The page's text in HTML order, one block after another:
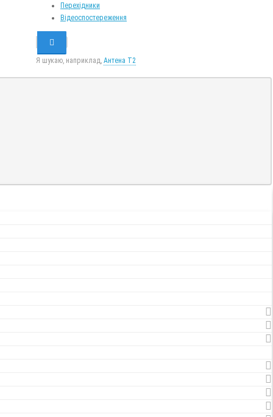
Перехідники
Відеоспостереження
Я шукаю, наприклад, Антена Т2